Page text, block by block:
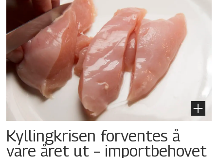
Kyllingkrisen forventes å
vare året ut – importbehovet